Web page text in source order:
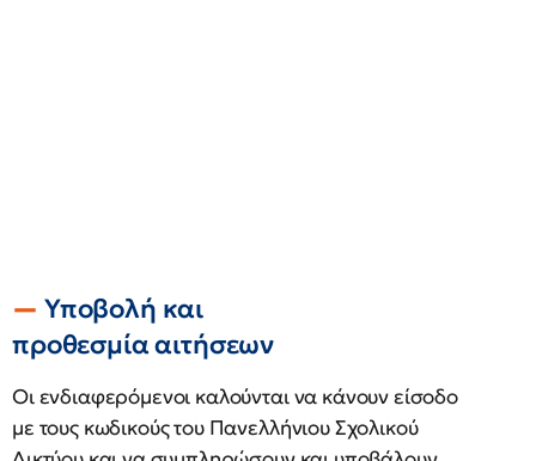
Υποβολή και
προθεσμία αιτήσεων
Οι ενδιαφερόμενοι καλούνται να κάνουν είσοδο
με τους κωδικούς του Πανελλήνιου Σχολικού